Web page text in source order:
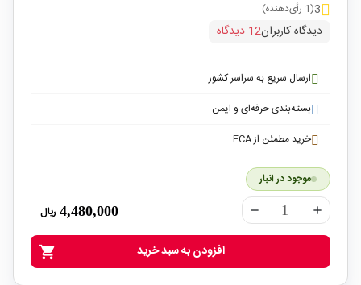
3(1 رأی‌دهنده)
دیدگاه کاربران12 دیدگاه
ارسال سریع به سراسر کشور
بسته‌بندی حرفه‌ای و ایمن
خرید مطمئن از ECA
موجود در انبار
remove add
4,480,000 ریال
shopping_cart افزودن به سبد خرید